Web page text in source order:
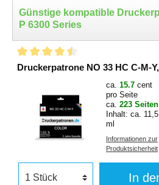
Günstige kompatible
P 6300 Series
ca. 15.7 cent
pro Seite
ca. 223 Seiten
Inhalt: ca. 11,5
ml
Informationen zur
Produktsicherheit
In